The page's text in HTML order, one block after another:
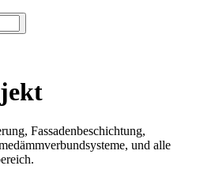
Fassadenbeschichtung,
und alle